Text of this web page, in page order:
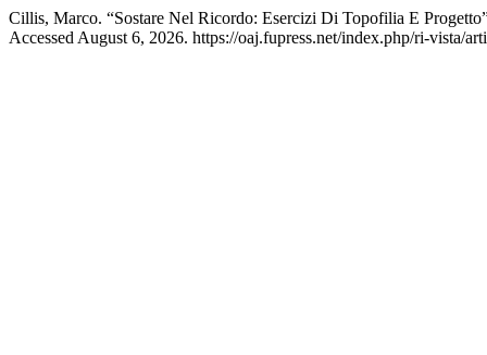
Cillis, Marco. “Sostare Nel Ricordo: Esercizi Di Topofilia E
Accessed August 6, 2026. https://oaj.fupress.net/index.php/ri-vista/